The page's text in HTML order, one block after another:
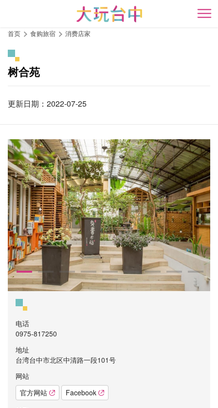
开
首页 食购旅宿 消费店家
树合苑
更新日期：2022-07-25
电话
0975-817250
地址
台湾台中市北区中清路一段101号
网站
官方网站
Facebook